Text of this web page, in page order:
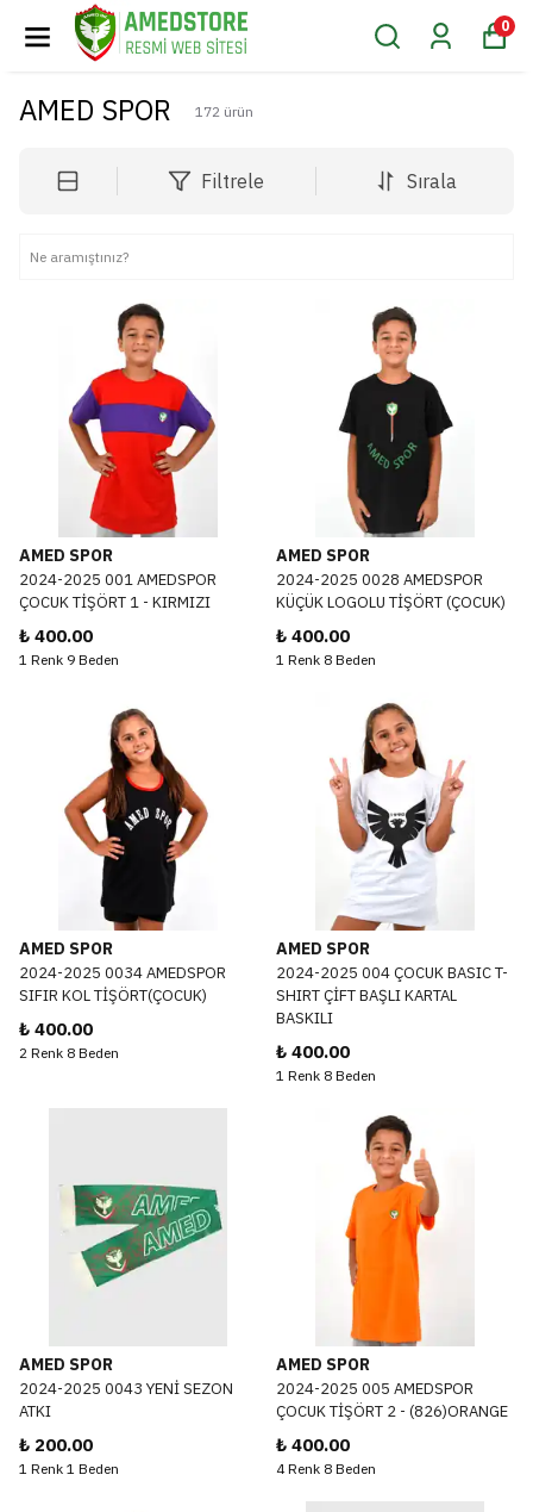
0
AMED SPOR 172 ürün
Filtrele Sırala
AMED SPOR
2024-2025 001 AMEDSPOR
ÇOCUK TİŞÖRT 1 - KIRMIZI
₺ 400.00
1 Renk 9 Beden
AMED SPOR
2024-2025 0028 AMEDSPOR
KÜÇÜK LOGOLU TİŞÖRT (ÇOCUK)
₺ 400.00
1 Renk 8 Beden
AMED SPOR
2024-2025 0034 AMEDSPOR
SIFIR KOL TİŞÖRT(ÇOCUK)
₺ 400.00
2 Renk 8 Beden
AMED SPOR
2024-2025 004 ÇOCUK BASIC T-
SHIRT ÇİFT BAŞLI KARTAL
BASKILI
₺ 400.00
1 Renk 8 Beden
AMED SPOR
2024-2025 0043 YENİ SEZON
ATKI
₺ 200.00
1 Renk 1 Beden
AMED SPOR
2024-2025 005 AMEDSPOR
ÇOCUK TİŞÖRT 2 - (826)ORANGE
₺ 400.00
4 Renk 8 Beden